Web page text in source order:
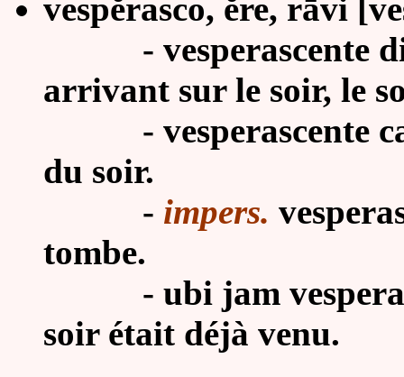
vespĕrasco, ĕre, rāvi
- vesperascente
arrivant sur le soir, le
- vesperascente
du soir.
- impers.
tombe.
- ubi jam
soir était déjà venu.